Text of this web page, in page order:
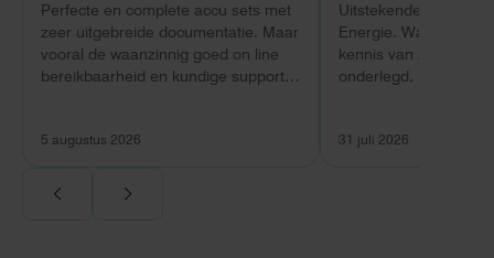
Perfecte en complete accu sets met
zeer uitgebreide documentatie. Maar
vooral de waanzinnig goed on line
bereikbaarheid en kundige support
5 augustus 2026
Uitstekende ervaring
Energie. Wat vooral
kennis van zaken:
onderlegd, heldere
Ook de nazorg is
31 juli 2026